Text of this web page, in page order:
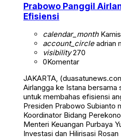
Prabowo Panggil
Efisiensi
calendar_month
account_circleadrian
visibility270
0Komentar
JAKARTA,
Airlangga ke Istana bersama
untuk membahas efisiensi
Presiden Prabowo Subianto
Koordinator Bidang
Menteri Keuangan Purbaya
Investasi dan Hilirisasi